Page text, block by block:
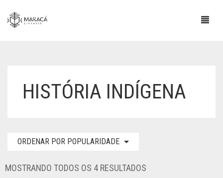
HISTÓRIA INDÍGENA
ORDENAR POR POPULARIDADE
MOSTRANDO TODOS OS 4 RESULTADOS